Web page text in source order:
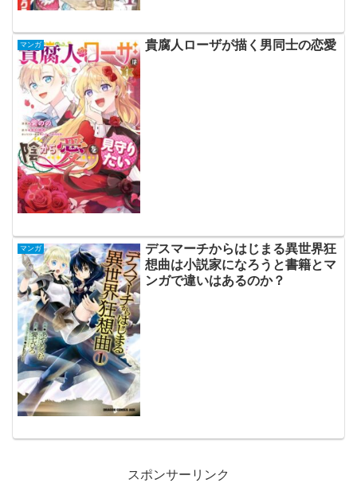
マンガ 貴腐人ローザが描く男同士の恋愛
マンガ
デスマーチからはじまる異世界狂
想曲は小説家になろうと書籍とマ
ンガで違いはあるのか？
スポンサーリンク